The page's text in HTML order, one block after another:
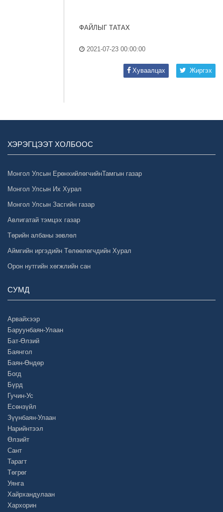
ФАЙЛЫГ ТАТАХ
2021-07-23 00:00:00
Жиргэх
Хуваалцах
ХЭРЭГЦЭЭТ ХОЛБООС
Монгол Улсын ЕрөнхийлөгчийнТамгын газар
Монгол Улсын Их Хурал
Монгол Улсын Засгийн газар
Авлигатай тэмцэх газар
Төрийн албаны зөвлөл
Аймгийн иргэдийн Төлөөлөгчдийн Хурал
Орон нутгийн хөгжлийн сан
СУМД
Арвайхээр
Баруунбаян-Улаан
Бат-Өлзий
Баянгол
Баян-Өндөр
Богд
Бүрд
Гучин-Ус
Есөнзүйл
Зүүнбаян-Улаан
Нарийнтээл
Өлзийт
Сант
Тарагт
Төгрөг
Уянга
Хайрхандулаан
Хархорин